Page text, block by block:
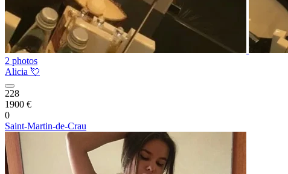
2 photos
Alicia 💘
228
1900 €
0
Saint-Martin-de-Crau